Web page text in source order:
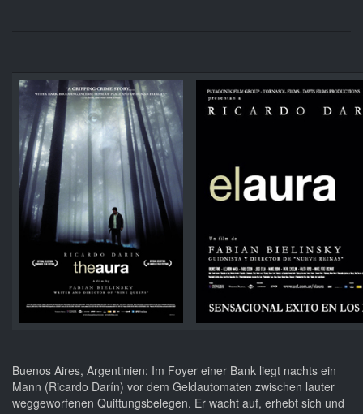
Buenos Aires, Argentinien: Im Foyer einer Bank liegt nachts ein
Mann (Ricardo Darín) vor dem Geldautomaten zwischen lauter
weggeworfenen Quittungsbelegen. Er wacht auf, erhebt sich und